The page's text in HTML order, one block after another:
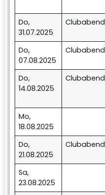
Do,
31.07.2025
Clubabend
Do,
07.08.2025
Clubabend
Do,
14.08.2025
Clubabend
Mo,
18.08.2025
Do,
21.08.2025
Clubabend
Sa,
23.08.2025